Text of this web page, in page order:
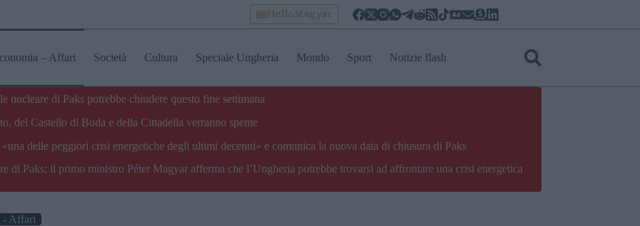
HelloMagyar
– Affari Società Cultura Speciale Ungheria Mondo Sport Notizie flash
nucleare di Paks potrebbe chiudere questo fine settimana
del Castello di Buda e della Cittadella verranno spente
delle peggiori crisi energetiche degli ultimi decenni» e comunica la nuova data di chiusura di Paks
di Paks; il primo ministro Péter Magyar afferma che l’Ungheria potrebbe trovarsi ad affrontare una crisi energetica
- Affari